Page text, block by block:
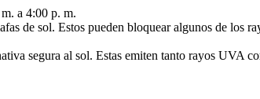
a 4:00 p. m.
de sol. Estos pueden bloquear algunos de los
segura al sol. Estas emiten tanto rayos UVA